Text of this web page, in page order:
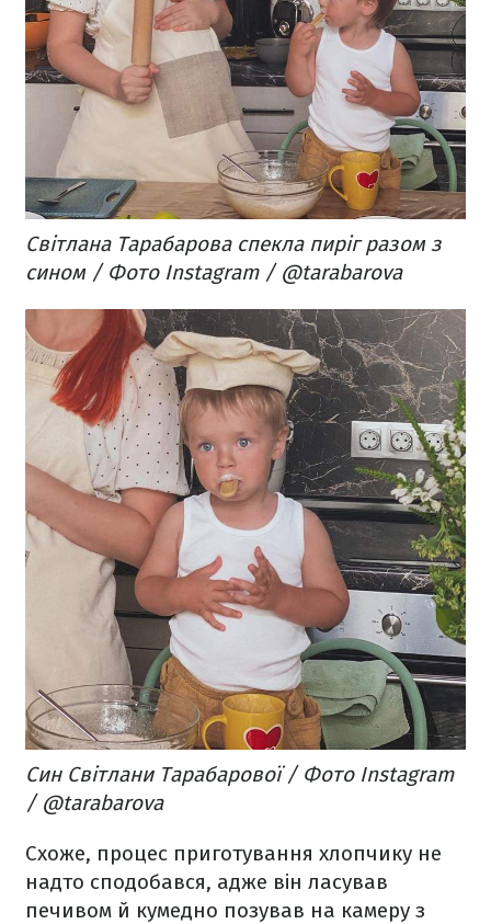
Світлана Тарабарова спекла пиріг разом з
сином / Фото Instagram / @tarabarova
Син Світлани Тарабарової / Фото Instagram
/ @tarabarova
Схоже, процес приготування хлопчику не
надто сподобався, адже він ласував
печивом й кумедно позував на камеру з